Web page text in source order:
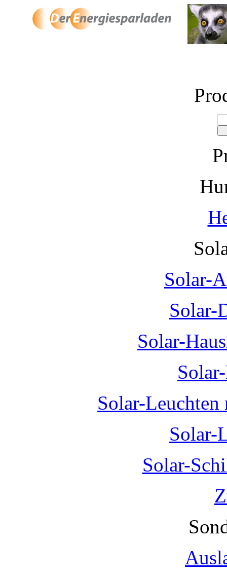
Solar-
Solar-
Solar-
Solar-Leuchten
Solar-
Solar-